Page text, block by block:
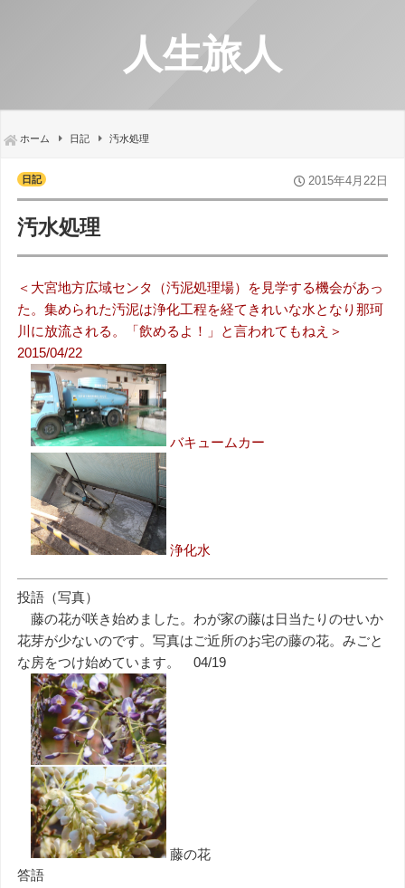
人生旅人
ホーム 日記 汚水処理
日記 2015年4月22日
汚水処理
＜大宮地方広域センタ（汚泥処理場）を見学する機会があっ
た。集められた汚泥は浄化工程を経てきれいな水となり那珂
川に放流される。「飲めるよ！」と言われてもねえ＞
2015/04/22
バキュームカー
浄化水
投語（写真）
藤の花が咲き始めました。わが家の藤は日当たりのせいか
花芽が少ないのです。写真はご近所のお宅の藤の花。みごと
な房をつけ始めています。 04/19
藤の花
答語